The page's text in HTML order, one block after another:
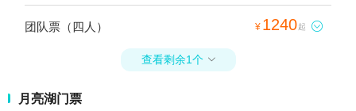
团队票（四人） ¥ 1240起 
查看剩余1个 
月亮湖门票